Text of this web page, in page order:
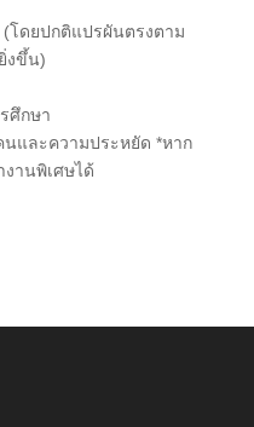
โดยปกติแปรผันตรงตาม
งขึ้น)
ศึกษา
และความประหยัด *หาก
านพิเศษได้